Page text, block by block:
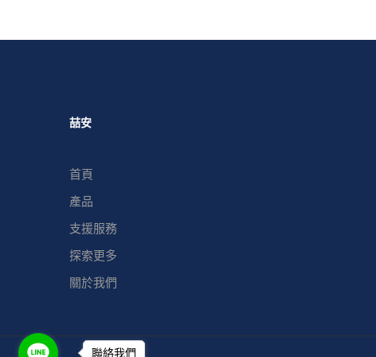
喆安
首頁
產品
支援服務
探索更多
關於我們
聯絡我們